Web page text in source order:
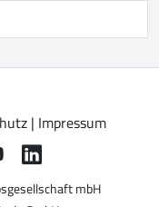
| Impressum
mbH